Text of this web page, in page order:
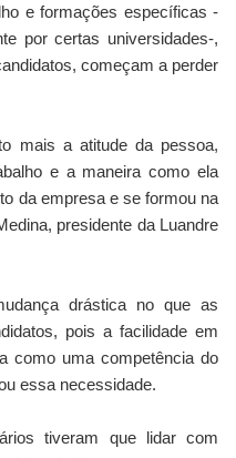
e formações específicas -
por certas universidades-,
começam a perder
mais a atitude da pessoa,
e a maneira como ela
da empresa e se formou na
presidente da Luandre
drástica no que as
pois a facilidade em
como uma competência do
essa necessidade.
tiveram que lidar com